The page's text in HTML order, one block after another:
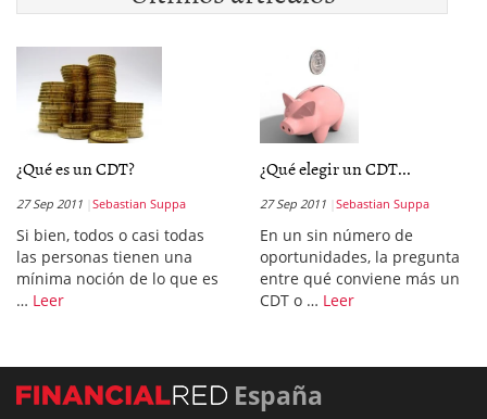
¿Qué es un CDT?
27 Sep 2011 Sebastian Suppa
Si bien, todos o casi todas
las personas tienen una
mínima noción de lo que es
… Leer
¿Qué elegir un CDT...
27 Sep 2011 Sebastian Suppa
En un sin número de
oportunidades, la pregunta
entre qué conviene más un
CDT o … Leer
España